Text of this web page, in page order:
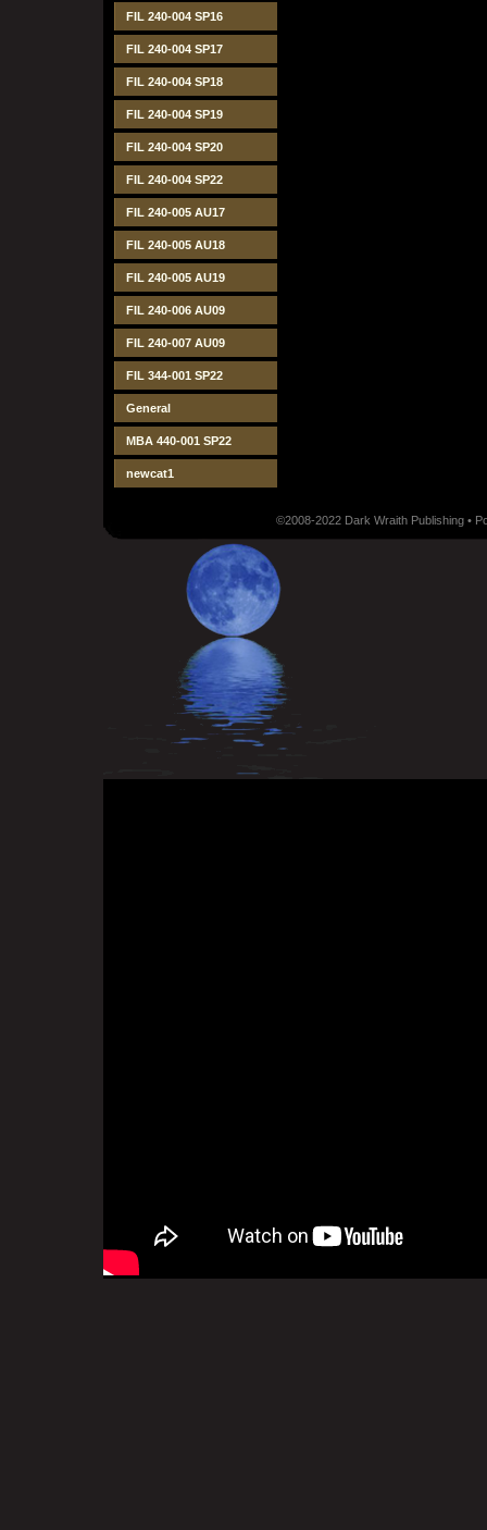
FIL 240-004 SP16
FIL 240-004 SP17
FIL 240-004 SP18
FIL 240-004 SP19
FIL 240-004 SP20
FIL 240-004 SP22
FIL 240-005 AU17
FIL 240-005 AU18
FIL 240-005 AU19
FIL 240-006 AU09
FIL 240-007 AU09
FIL 344-001 SP22
General
MBA 440-001 SP22
newcat1
©2008-2022 Dark Wraith Publishing •